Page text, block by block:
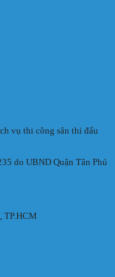
vụ thi công sân thi đấu
do UBND Quận Tân Phú
TP.HCM